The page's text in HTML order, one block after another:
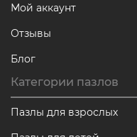
Мой аккаунт
Отзывы
Блог
Категории пазлов
Пазлы для взрослых